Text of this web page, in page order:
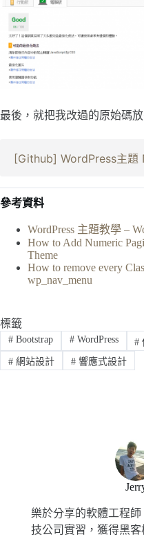
最後，就把我改過的原始碼
[Github] WordPress主題
參考資料
WordPress 主題教學 –
How to Add Numeric
Theme
How to remove every
wp_nav_menu
標籤
#Bootstrap #WordPress #
#網站設計 #響應式設計
樂於分享的軟體工程
技公司實習，獲得黑